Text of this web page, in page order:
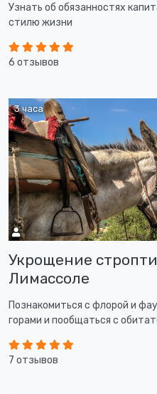
Узнать об обязанностях
стилю жизни
6 отзывов
3 часа
Укрощение
Лимассоле
Познакомиться с флорой и
горами и пообщаться с
7 отзывов